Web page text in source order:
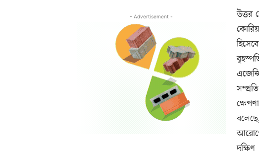
- Advertisement -
উত্তর